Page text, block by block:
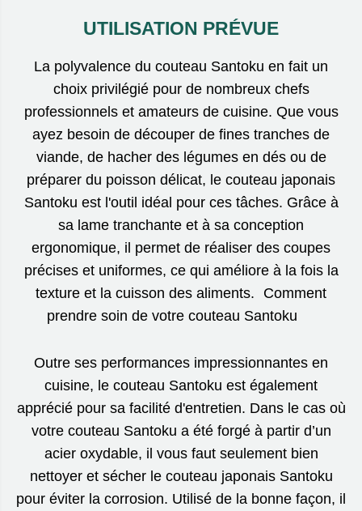
UTILISATION PRÉVUE
La polyvalence du couteau Santoku en fait un
choix privilégié pour de nombreux chefs
professionnels et amateurs de cuisine. Que vous
ayez besoin de découper de fines tranches de
viande, de hacher des légumes en dés ou de
préparer du poisson délicat, le couteau japonais
Santoku est l'outil idéal pour ces tâches. Grâce à
sa lame tranchante et à sa conception
ergonomique, il permet de réaliser des coupes
précises et uniformes, ce qui améliore à la fois la
texture et la cuisson des aliments. Comment
prendre soin de votre couteau Santoku
Outre ses performances impressionnantes en
cuisine, le couteau Santoku est également
apprécié pour sa facilité d'entretien. Dans le cas où
votre couteau Santoku a été forgé à partir d’un
acier oxydable, il vous faut seulement bien
nettoyer et sécher le couteau japonais Santoku
pour éviter la corrosion. Utilisé de la bonne façon, il